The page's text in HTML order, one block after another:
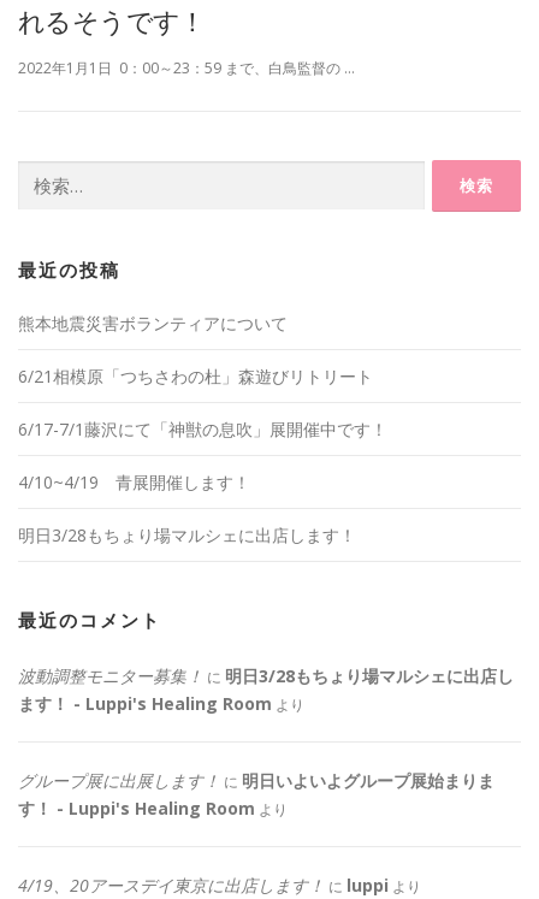
れるそうです！
2022年1月1日 0：00～23：59 まで、白鳥監督の …
索:
最近の投稿
熊本地震災害ボランティアについて
6/21相模原「つちさわの杜」森遊びリトリート
6/17-7/1藤沢にて「神獣の息吹」展開催中です！
4/10~4/19 青展開催します！
明日3/28もちょり場マルシェに出店します！
最近のコメント
波動調整モニター募集！ に 明日3/28もちょり場マルシェに出店し
ます！ - Luppi's Healing Room より
グループ展に出展します！ に 明日いよいよグループ展始まりま
す！ - Luppi's Healing Room より
4/19、20アースデイ東京に出店します！ に luppi より